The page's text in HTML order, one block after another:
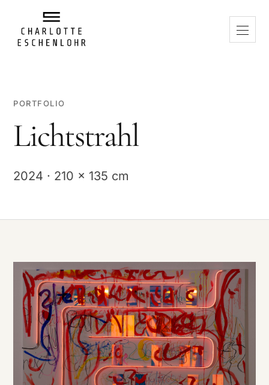
DE/ EN
PORTFOLIO
Lichtstrahl
2024 · 210 x 135 cm